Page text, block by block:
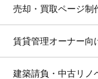
売却・買取ページ制
賃貸管理オーナー向
建築請負・中古リノ